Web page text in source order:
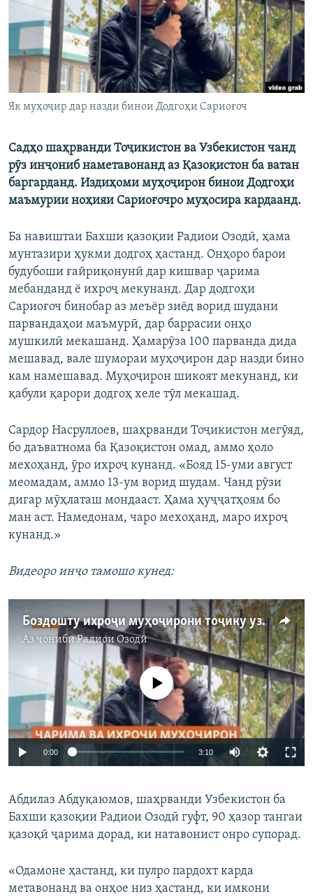
ГУЗОРИШҲОИ РАДИОӢ
Русский
ПАЙГИРӢ КУНЕД
Ҳамаи сомонаҳои RFE/RL
Як муҳоҷир дар назди бинои Додгоҳи Сариоғоч
Садҳо шаҳрванди Тоҷикистон ва Узбекистон чанд
рӯз инҷониб наметавонанд аз Қазоқистон ба ватан
баргарданд. Издиҳоми муҳоҷирон бинои Додгоҳи
маъмурии ноҳияи Сариоғочро муҳосира кардаанд.
Ба навиштаи Бахши қазоқии Радиои Озодӣ, ҳама
мунтазири ҳукми додгоҳ ҳастанд. Онҳоро барои
будубоши ғайриқонунӣ дар кишвар ҷарима
мебанданд ё ихроҷ мекунанд. Дар додгоҳи
Сариоғоч бинобар аз меъёр зиёд ворид шудани
парвандаҳои маъмурӣ, дар баррасии онҳо
мушкилӣ мекашанд. Ҳамарӯза 100 парванда дида
мешавад, вале шумораи муҳоҷирон дар назди бино
кам намешавад. Муҳоҷирон шикоят мекунанд, ки
қабули қарори додгоҳ хеле тӯл мекашад.
Сардор Насруллоев, шаҳрванди Тоҷикистон мегӯяд,
бо даъватнома ба Қазоқистон омад, аммо ҳоло
мехоҳанд, ӯро ихроҷ кунанд. «Бояд 15-уми август
меомадам, аммо 13-ум ворид шудам. Чанд рӯзи
дигар мӯҳлаташ мондааст. Ҳама ҳуҷҷатҳоям бо
ман аст. Намедонам, чаро мехоҳанд, маро ихроҷ
кунанд.»
Видеоро инҷо тамошо кунед:
Боздошту ихроҷи муҳоҷирони тоҷику узбек дар Қазоқистон
Аз ҷонибиРадиои Озодӣ
Auto 240p 360p 480p
Феълан кор намекунад
0:00 3:10
360p
480p
1080p
Абдилаз Абдуқаюмов, шаҳрванди Узбекистон ба
Бахши қазоқии Радиои Озодӣ гуфт, 90 ҳазор тангаи
қазоқӣ ҷарима дорад, ки натавонист онро супорад.
«Одамоне ҳастанд, ки пулро пардохт карда
метавонанд ва онҳое низ ҳастанд, ки имкони